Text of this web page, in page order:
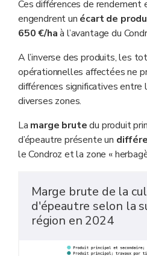
Ces différences de
engendrent un écart de
650 €/haà l’avantage du
A l’inverse des produits, les
opérationnelles affectées ne
différences significatives
diverses zones.
La marge brutedu produit
d’épeautre présente un
le Condroz et la zone «
Marge brute de la
d'épeautre selon la
région en 2024